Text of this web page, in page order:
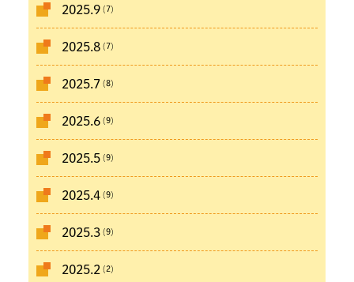
2025.9(7)
2025.8(7)
2025.7 (8)
2025.6(9)
2025.5(9)
2025.4(9)
2025.3(9)
2025.2 (2)